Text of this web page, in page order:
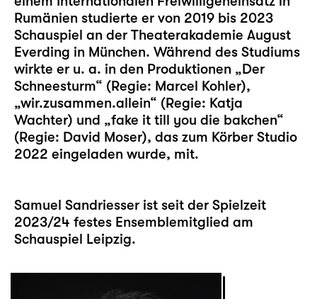
Rumänien studierte er von 2019 bis 2023
Schauspiel an der Theaterakademie August
Everding in München. Während des Studiums
wirkte er u. a. in den Produktionen „Der
Schneesturm“ (Regie: Marcel Kohler),
„wir.zusammen.allein“ (Regie: Katja
Wachter) und „fake it till you die bakchen“
(Regie: David Moser), das zum Körber Studio
2022 eingeladen wurde, mit.
Samuel Sandriesser ist seit der Spielzeit
2023/24 festes Ensemblemitglied am
Schauspiel Leipzig.